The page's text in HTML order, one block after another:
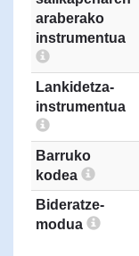
araberako
instrumentua
Lankidetza-
instrumentua
Barruko
kodea
Bideratze-
modua